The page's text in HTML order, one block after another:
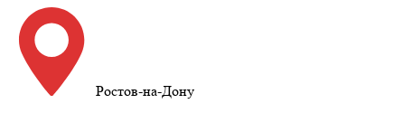
Ростов-на-Дону